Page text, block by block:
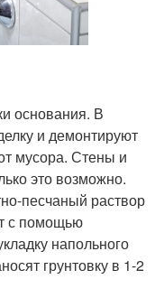
основания. В
и демонтируют
мусора. Стены и
это возможно.
песчаный раствор
с помощью
напольного
грунтовку в 1-2